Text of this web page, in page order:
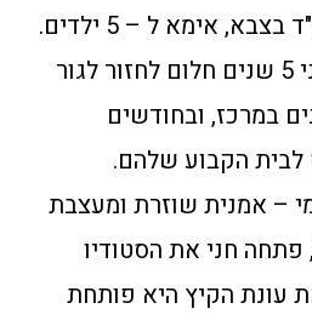
אימא ל – 5 ילדים.
חני ובועז הגשימו לפני 5 שנים חלום לחזור לגור
במרכז, ובחודשים
לבית הקבוע שלהם.
– אמנית שוזרת ומעצבת
פתחה חני את הסטודיו
עונת הקיץ היא פותחת